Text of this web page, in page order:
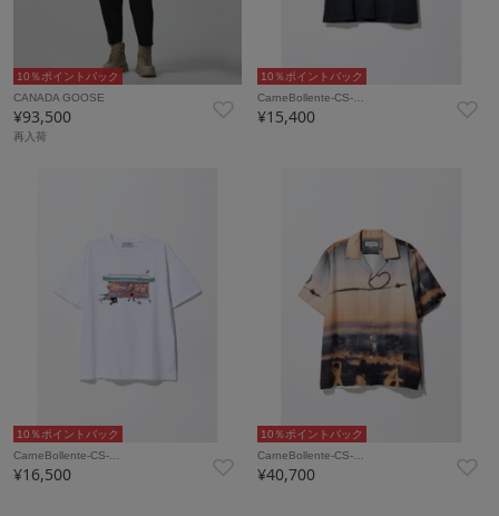
10％ポイントバック
CANADA GOOSE
¥93,500
再入荷
10％ポイントバック
CarneBollente-CS-…
¥15,400
10％ポイントバック
CarneBollente-CS-…
¥16,500
10％ポイントバック
CarneBollente-CS-…
¥40,700